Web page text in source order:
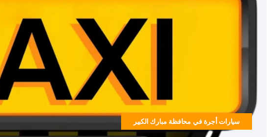
سيارات أجرة في محافظة مبارك الكبير